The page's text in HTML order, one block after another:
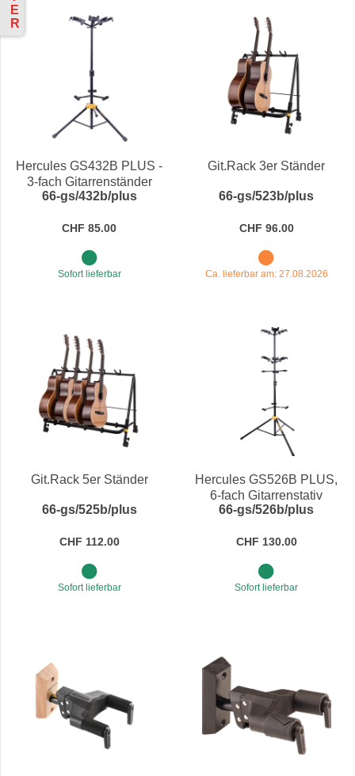
E
R
Hercules GS432B PLUS -
3-fach Gitarrenständer
66-gs/432b/plus
CHF 85.00
Sofort lieferbar
Git.Rack 3er Ständer
66-gs/523b/plus
CHF 96.00
Ca. lieferbar am: 27.08.2026
Git.Rack 5er Ständer
66-gs/525b/plus
CHF 112.00
Sofort lieferbar
Hercules GS526B PLUS,
6-fach Gitarrenstativ
(Gitarrenbaum)
66-gs/526b/plus
CHF 130.00
Sofort lieferbar